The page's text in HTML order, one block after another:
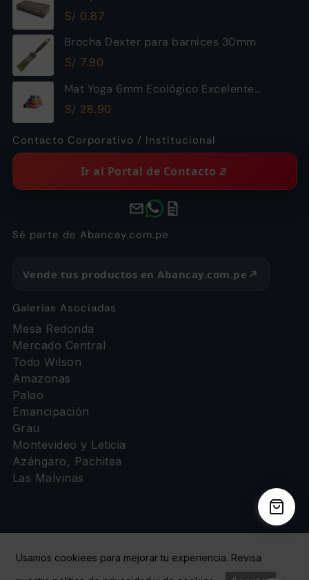
S/ 0.87
Brocha Dexter para barnices 30mm
S/ 7.90
Mat Yoga 6mm Ecológico Excelente
Calidad
S/ 28.90
Contacto Corporativo / Institucional
Ir al Portal de Contacto
Sé parte de Abancay.com.pe
Vende tus productos en Abancay.com.pe
Galerías Asociadas
Mesa Redonda
Mercado Central
Todo Wilson
Amazonas
Palao
Emancipación
Grau
Montevideo y Leticia
Azángaro, Pachitea
Las Malvinas
Copyright © 2026 Abancay | Administrado por
Usamos cookiees para mejorar tu experiencia. Revisa